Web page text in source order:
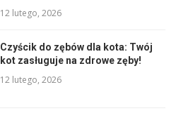
12 lutego, 2026
Czyścik do zębów dla kota: Twój
kot zasługuje na zdrowe zęby!
12 lutego, 2026